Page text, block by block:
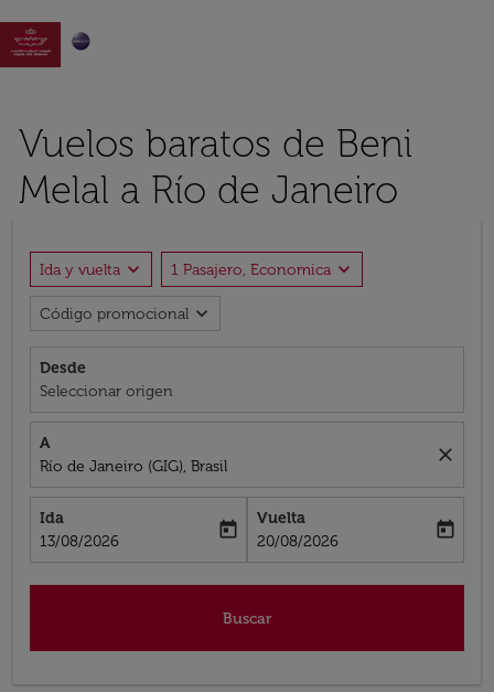

Vuelos baratos de Beni
Melal a Río de Janeiro
Ida y vuelta expand_more 1 Pasajero, Economica expand_more
Código promocional expand_more
Desde
Seleccionar origen
A
Río de Janeiro (GIG), Brasil
close
Ida
fc-booking-departure-date-aria-label
13/08/2026
today
Vuelta
fc-booking-return-date-aria-label
20/08/2026
today
Buscar